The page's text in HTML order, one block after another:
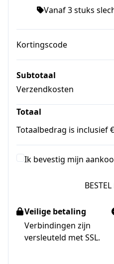
Vanaf 3 stuks
Kortingscode
Subtotaal
Verzendkosten
Totaal
Totaalbedrag is inclusief
Ik bevestig mijn
Veilige betaling
Verbindingen zijn
versleuteld met SSL.